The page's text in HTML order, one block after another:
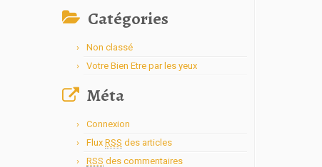
Catégories
Non classé
Votre Bien Etre par les yeux
Méta
Connexion
Flux RSS des articles
RSS des commentaires